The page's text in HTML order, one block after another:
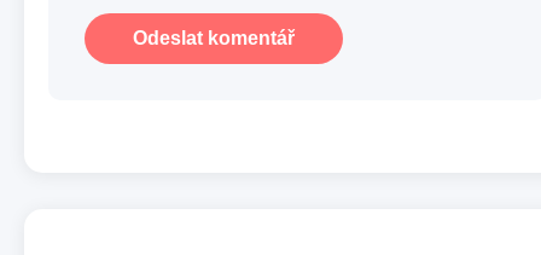
Odeslat komentář